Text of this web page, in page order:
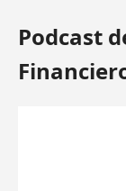
Podcast